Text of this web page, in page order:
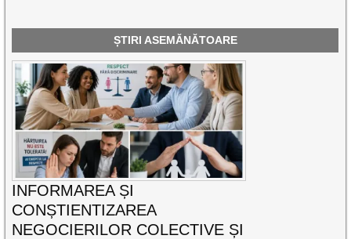
ȘTIRI ASEMĂNĂTOARE
INFORMAREA ȘI
CONȘTIENTIZAREA
NEGOCIERILOR COLECTIVE ȘI